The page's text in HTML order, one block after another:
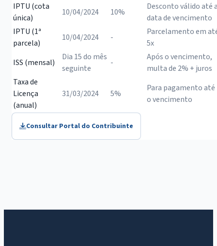
IPTU (cota
única)
10/04/2024 10%
Desconto válido até
data de vencimento
IPTU (1ª
parcela)
10/04/2024 -
Parcelamento em
5x
ISS (mensal)
Dia 15 do mês
seguinte
-
Após o vencimento,
multa de 2% + juros
Taxa de
Licença
(anual)
31/03/2024 5%
Para pagamento até
o vencimento
Consultar Portal do Contribuinte